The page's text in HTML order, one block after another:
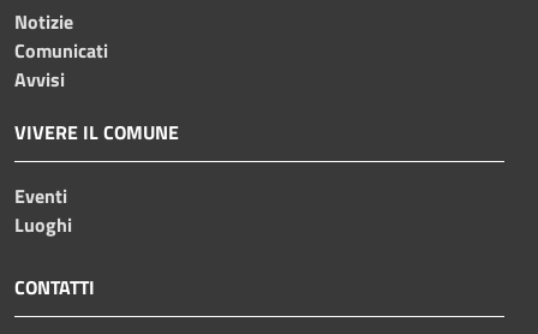
Notizie
Comunicati
Avvisi
VIVERE IL COMUNE
Eventi
Luoghi
CONTATTI